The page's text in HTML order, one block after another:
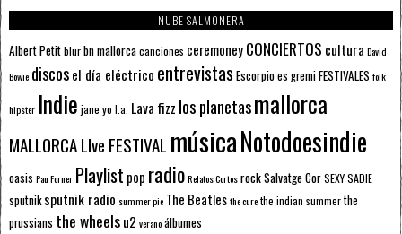
NUBE SALMONERA
Albert Petitblurbn mallorcacanciones ceremoneyCONCIERTOS cultura David
Bowie discosel día eléctrico entrevistas Escorpioes gremiFESTIVALES folk
hipster Indie jane yo l.a. Lava fizz los planetasmallorca
MALLORCA LIve FESTIVAL músicaNotodoesindie
oasis Pau Forner Playlist pop radioRelatos CortosrockSalvatge CorSEXY SADIE
sputnik sputnik radio summer pie The Beatlesthe curethe indian summerthe
prussians the wheelsu2 veranoálbumes